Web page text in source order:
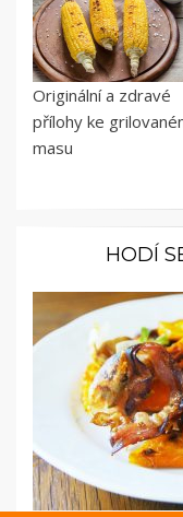
Originální a zdravé
přílohy ke
masu
HODÍ